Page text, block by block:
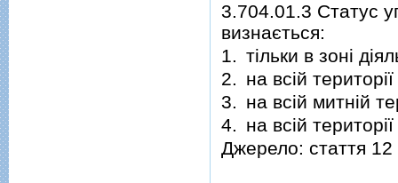
3.704.01.3 Статус
визнається:
1. тільки в зоні
2. на всій
3. на всій митній
4. на всій
Джерело: стаття 12